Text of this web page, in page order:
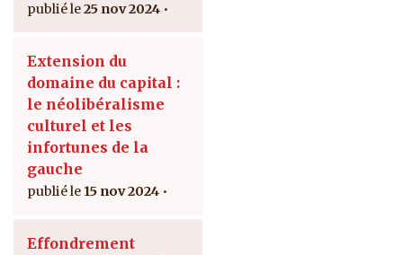
25 nov 2024
Extension du
domaine du capital :
le néolibéralisme
culturel et les
infortunes de la
gauche
15 nov 2024
Effondrement